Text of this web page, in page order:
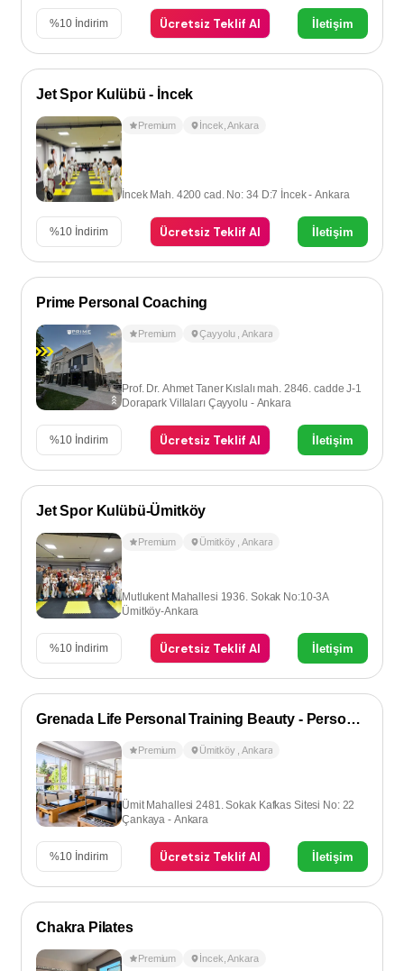
%10 İndirim Ücretsiz Teklif Al İletişim
Jet Spor Kulübü - İncek
Premium İncek ,Ankara
İncek Mah. 4200 cad. No: 34 D:7 İncek - Ankara
%10 İndirim Ücretsiz Teklif Al İletişim
Prime Personal Coaching
Premium Çayyolu ,Ankara
Prof. Dr. Ahmet Taner Kıslalı mah. 2846. cadde J-1
Dorapark Villaları Çayyolu - Ankara
%10 İndirim Ücretsiz Teklif Al İletişim
Jet Spor Kulübü-Ümitköy
Premium Ümitköy ,Ankara
Mutlukent Mahallesi 1936. Sokak No:10-3A
Ümitköy-Ankara
%10 İndirim Ücretsiz Teklif Al İletişim
Grenada Life Personal Training Beauty - Personal Training
Premium Ümitköy ,Ankara
Ümit Mahallesi 2481. Sokak Kafkas Sitesi No: 22
Çankaya - Ankara
%10 İndirim Ücretsiz Teklif Al İletişim
Chakra Pilates
Premium İncek ,Ankara